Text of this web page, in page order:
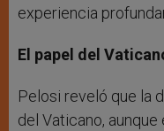
experiencia
El papel del
Pelosi reveló que la
del Vaticano,